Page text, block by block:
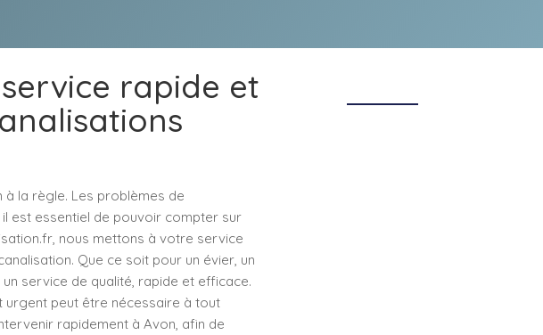
rapide et
la règle. Les problèmes de
est essentiel de pouvoir compter sur
nous mettons à votre service
Que ce soit pour un évier, un
service de qualité, rapide et efficace.
urgent peut être nécessaire à tout
rapidement à Avon, afin de